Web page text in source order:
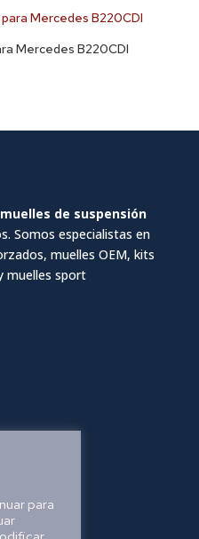
Mercedes B220CDI
muelles de suspensión
Somos especialistas en
muelles OEM, kits
muelles sport
para